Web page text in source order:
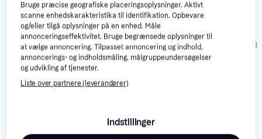
Denver Digital
tegneplade (10,5tm)
LWT-10510
91 kr.
Eller 3 betalinger af 30 kr.
577 kr.
Eller 3 betalinger af 192 kr.
374 kr.
Eller 3 betalinger
Anmeldelser
Bruge præcise geografiske placeringsoplysninger. Aktivt
scanne enhedskarakteristika til identifikation. Opbevare
og/eller tilgå oplysninger på en enhed. Måle
annonceringseffektivitet. Bruge begrænsede oplysninger til
at vælge annoncering. Tilpasset annoncering og indhold,
annoncerings- og indholdsmåling, målgruppeundersøgelser
og udvikling af tjenester.
Liste over partnere (leverandører)
Indstillinger